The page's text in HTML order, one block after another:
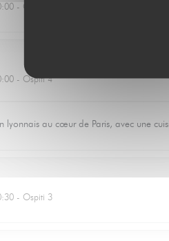
- Ospiti 3
- Ospiti 4
lyonnais au cœur de Paris, avec une
- Ospiti 3